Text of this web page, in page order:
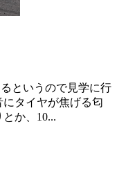
というので見学に行
タイヤが焦げる匂
か、10...